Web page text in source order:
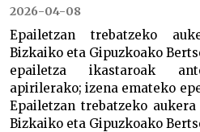
2026-04-08
Epailetzan trebatzeko
Bizkaiko eta Gipuzkoako
epailetza ikastaroak
apirilerako; izena emateko
Epailetzan trebatzeko
Bizkaiko eta Gipuzkoako